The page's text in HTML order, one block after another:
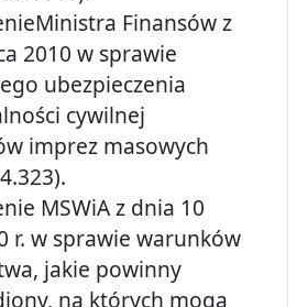
Finansów z
2010 w sprawie
ubezpieczenia
cywilnej
imprez masowych
MSWiA z dnia 10
r. w sprawie warunków
jakie powinny
na których mogą